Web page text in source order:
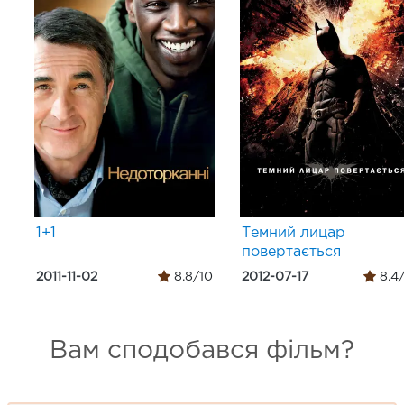
1+1
2011-11-02 8.8/10
Темний лицар
повертається
2012-07-17 8.4/
Вам сподобався фільм?